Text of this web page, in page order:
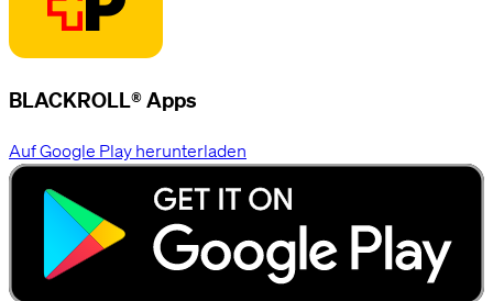
BLACKROLL® Apps
Auf Google Play herunterladen